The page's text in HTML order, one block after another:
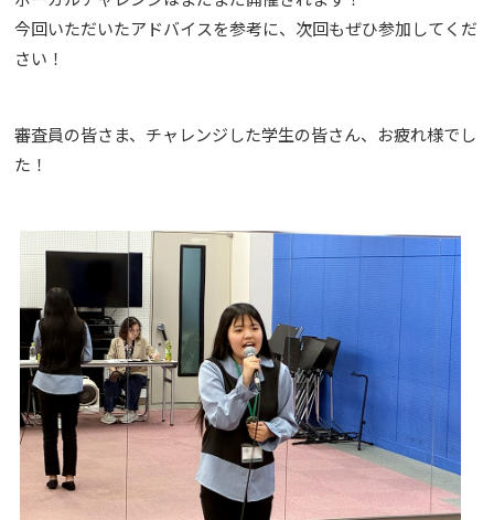
今回いただいたアドバイスを参考に、次回もぜひ参加してくだ
さい！
審査員の皆さま、チャレンジした学生の皆さん、お疲れ様でし
た！